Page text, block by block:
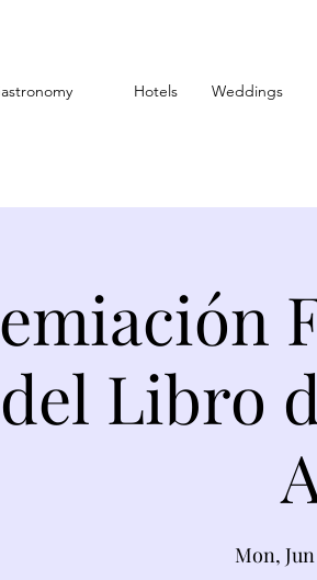
Hotels Weddings
del Libro
Mon,